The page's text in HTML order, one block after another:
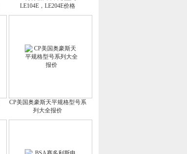
LE104E，LE204E价格
CP美国奥豪斯天平规格型号系
列大全报价